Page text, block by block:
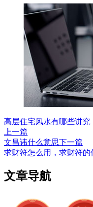
高层住宅风水有哪些讲究
上一篇
文昌讳什么意思下一篇
求财符怎么用，求财符
文章导航